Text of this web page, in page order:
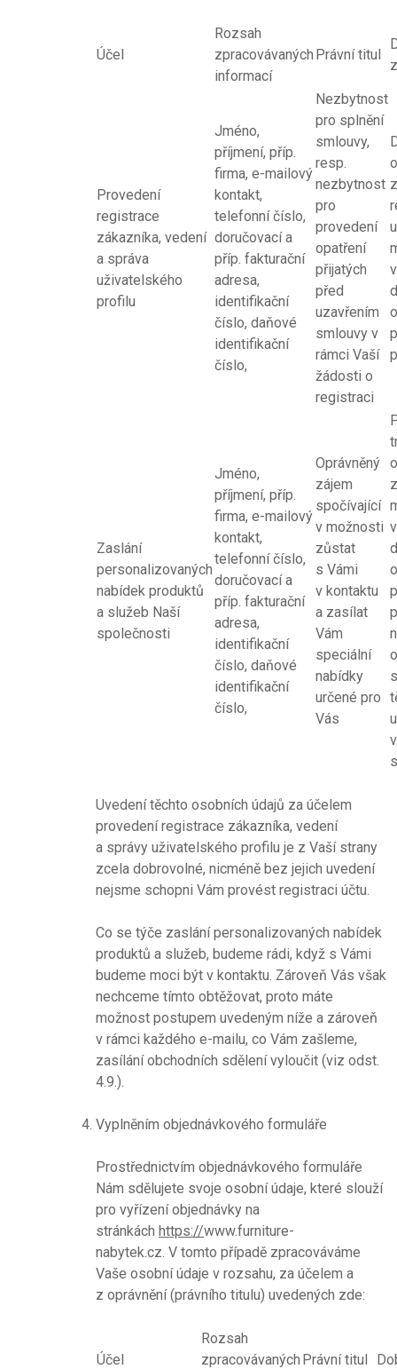
Účel
Rozsah
zpracovávaných
informací
Právní titul
Provedení
registrace
zákazníka, vedení
a správa
uživatelského
profilu
Jméno,
příjmení, příp.
firma, e-mailový
kontakt,
telefonní číslo,
doručovací a
příp. fakturační
adresa,
identifikační
číslo, daňové
identifikační
číslo,
Nezbytnost
pro splnění
smlouvy,
resp.
nezbytnost
pro
provedení
opatření
přijatých
před
uzavřením
smlouvy v
rámci Vaší
žádosti o
registraci
Zaslání
personalizovaných
nabídek produktů
a služeb Naší
společnosti
Jméno,
příjmení, příp.
firma, e-mailový
kontakt,
telefonní číslo,
doručovací a
příp. fakturační
adresa,
identifikační
číslo, daňové
identifikační
číslo,
Oprávněný
zájem
spočívající
v možnosti
zůstat
s Vámi
v kontaktu
a zasílat
Vám
speciální
nabídky
určené pro
Vás
Uvedení těchto osobních údajů za účelem
provedení registrace zákazníka, vedení
a správy uživatelského profilu je z Vaší strany
zcela dobrovolné, nicméně bez jejich uvedení
nejsme schopni Vám provést registraci účtu.
Co se týče zaslání personalizovaných nabídek
produktů a služeb, budeme rádi, když s Vámi
budeme moci být v kontaktu. Zároveň Vás však
nechceme tímto obtěžovat, proto máte
možnost postupem uvedeným níže a zároveň
v rámci každého e-mailu, co Vám zašleme,
zasílání obchodních sdělení vyloučit (viz odst.
4.9.).
Vyplněním objednávkového formuláře
Prostřednictvím objednávkového formuláře
Nám sdělujete svoje osobní údaje, které slouží
pro vyřízení objednávky na
stránkách https://www.furniture-
nabytek.cz. V tomto případě zpracováváme
Vaše osobní údaje v rozsahu, za účelem a
z oprávnění (právního titulu) uvedených zde:
Účel
Rozsah
zpracovávaných Právní titul